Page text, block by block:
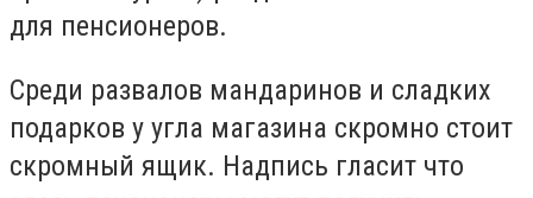
для пенсионеров.
Среди развалов мандаринов и сладких
подарков у угла магазина скромно стоит
скромный ящик. Надпись гласит что